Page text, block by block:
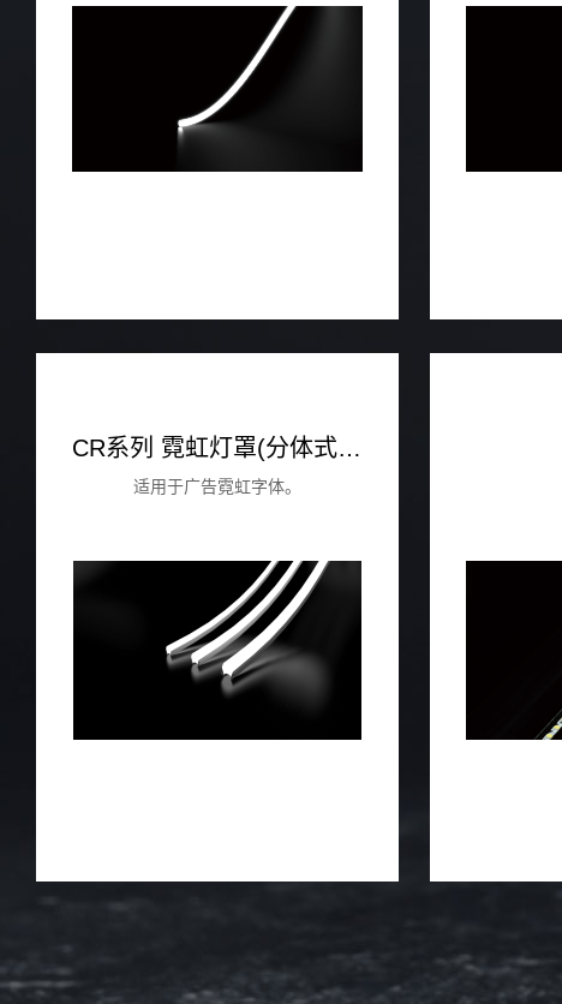
CR系列 霓虹灯罩(分体式霓虹)
适用于广告霓虹字体。